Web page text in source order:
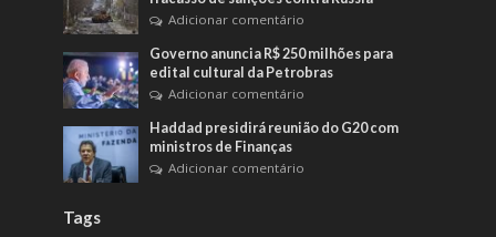
Adicionar comentário
Governo anuncia R$ 250 milhões para
edital cultural da Petrobras
Adicionar comentário
Haddad presidirá reunião do G20 com
ministros de Finanças
Adicionar comentário
Tags